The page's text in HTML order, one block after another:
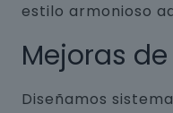
estilo armonioso
Mejoras
Diseñamos